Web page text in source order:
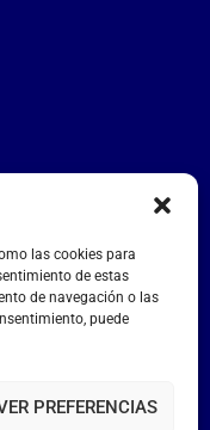
las cookies para
de estas
de navegación o las
puede
PREFERENCIAS